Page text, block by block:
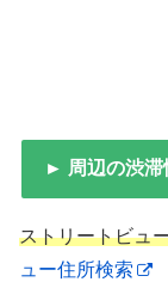
► 周辺の渋滞
ストリートビュ
ュー住所検索